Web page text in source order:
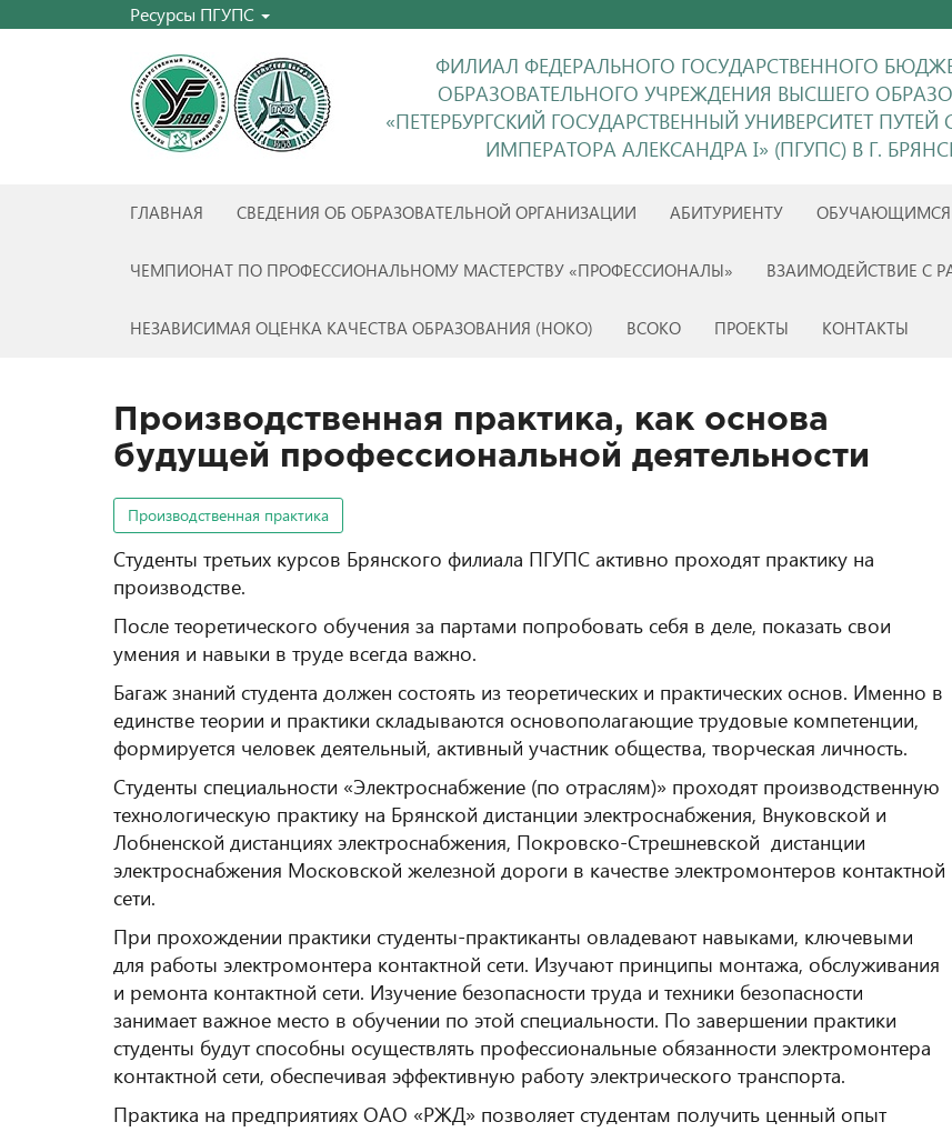
Ресурсы ПГУПС
ФИЛИАЛ ФЕДЕРАЛЬНОГО ГОСУДАРСТВЕННОГО
ОБРАЗОВАТЕЛЬНОГО УЧРЕЖДЕНИЯ ВЫСШЕГО
«ПЕТЕРБУРГСКИЙ ГОСУДАРСТВЕННЫЙ УНИВЕРСИТЕТ
ИМПЕРАТОРА АЛЕКСАНДРА I» (ПГУПС) В Г.
ГЛАВНАЯ СВЕДЕНИЯ ОБ ОБРАЗОВАТЕЛЬНОЙ ОРГАНИЗАЦИИ АБИТУРИЕНТУ ОБУЧАЮЩИМСЯ
ЧЕМПИОНАТ ПО ПРОФЕССИОНАЛЬНОМУ МАСТЕРСТВУ «ПРОФЕССИОНАЛЫ» ВЗАИМОДЕЙСТВИЕ С
НЕЗАВИСИМАЯ ОЦЕНКА КАЧЕСТВА ОБРАЗОВАНИЯ (НОКО) ВСОКО ПРОЕКТЫ КОНТАКТЫ
Производственная практика, как основа
будущей профессиональной деятельности
Производственная практика
Студенты третьих курсов Брянского филиала ПГУПС активно проходят практику на
производстве.
После теоретического обучения за партами попробовать себя в деле, показать свои
умения и навыки в труде всегда важно.
Багаж знаний студента должен состоять из теоретических и практических основ. Именно в
единстве теории и практики складываются основополагающие трудовые компетенции,
формируется человек деятельный, активный участник общества, творческая личность.
Студенты специальности «Электроснабжение (по отраслям)» проходят производственную
технологическую практику на Брянской дистанции электроснабжения, Внуковской и
Лобненской дистанциях электроснабжения, Покровско-Стрешневской дистанции
электроснабжения Московской железной дороги в качестве электромонтеров контактной
сети.
При прохождении практики студенты-практиканты овладевают навыками, ключевыми
для работы электромонтера контактной сети. Изучают принципы монтажа, обслуживания
и ремонта контактной сети. Изучение безопасности труда и техники безопасности
занимает важное место в обучении по этой специальности. По завершении практики
студенты будут способны осуществлять профессиональные обязанности электромонтера
контактной сети, обеспечивая эффективную работу электрического транспорта.
Практика на предприятиях ОАО «РЖД» позволяет студентам получить ценный опыт